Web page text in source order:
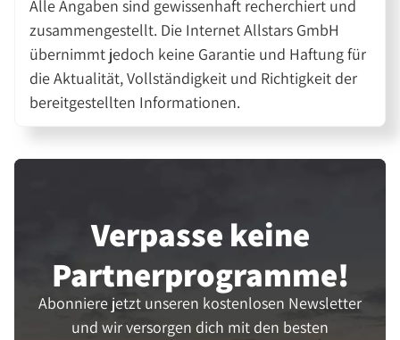
Alle Angaben sind gewissenhaft recherchiert und
zusammengestellt. Die Internet Allstars GmbH
übernimmt jedoch keine Garantie und Haftung für
die Aktualität, Vollständigkeit und Richtigkeit der
bereitgestellten Informationen.
Verpasse keine
Partner­programme!
Abonniere jetzt unseren kostenlosen Newsletter
und wir versorgen dich mit den besten